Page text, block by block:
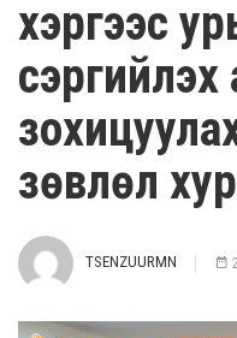
хэргээс
зөвлөл
TSENZUURMN